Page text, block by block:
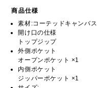
商品仕様
素材:コーテッドキャンバス
開け口の仕様
トップジップ
外側ポケット
オープンポケット ×1
内側ポケット
ジッパーポケット ×1